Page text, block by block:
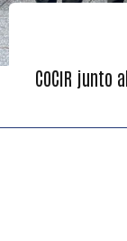
COCIR junto